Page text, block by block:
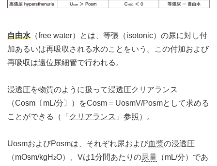
自由水 （free water）とは、等張（isotonic）の尿に対し付
加あるいは再吸収される水のことをいう。この付加および
再吸収は遠位尿細管で行われる。
浸透圧を物質のように扱って浸透圧クリアランス
（Cosm〔mL/分〕）をCosm = UosmV/Posmとして求める
ことができる（「 クリアランス 」参照）。
UosmおよびPosmは、それぞれ尿および血漿の浸透圧
（mOsm/kgH 2O）、Vは1分間あたりの尿量 （mL/分）であ